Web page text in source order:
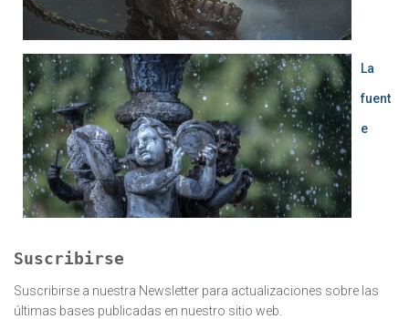
La
fuent
e
Suscribirse
Suscribirse a nuestra Newsletter para actualizaciones sobre las
últimas bases publicadas en nuestro sitio web.